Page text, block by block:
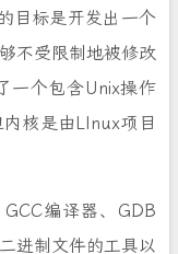
目标是开发出一个
不受限制地被修改
一个包含Unix操作
核是由LInux项目
编译器、GDB
进制文件的工具以